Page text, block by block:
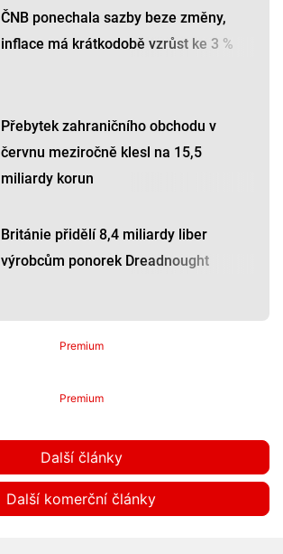
ČNB ponechala sazby beze změny,
inflace má krátkodobě vzrůst ke 3 %
Přebytek zahraničního obchodu v
červnu meziročně klesl na 15,5
miliardy korun
Británie přidělí 8,4 miliardy liber
výrobcům ponorek Dreadnought
Premium
Premium
Další články
Další komerční články